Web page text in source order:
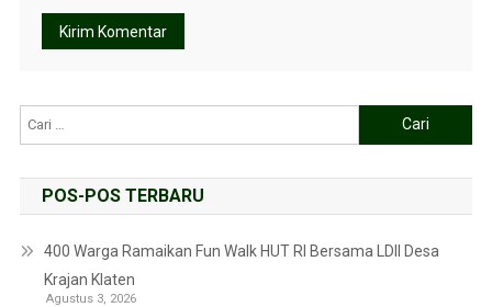
POS-POS TERBARU
400 Warga Ramaikan Fun Walk HUT RI Bersama LDII Desa
Krajan Klaten
Agustus 3, 2026